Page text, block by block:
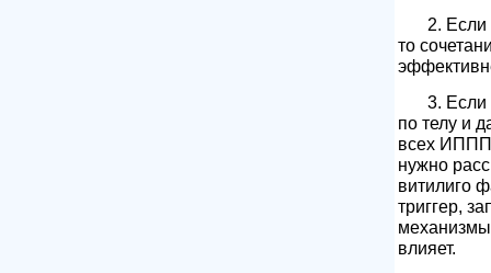
2.
то
3. Если
по телу и
всех ИППП
нужно
витилиго
триггер,
влияет.